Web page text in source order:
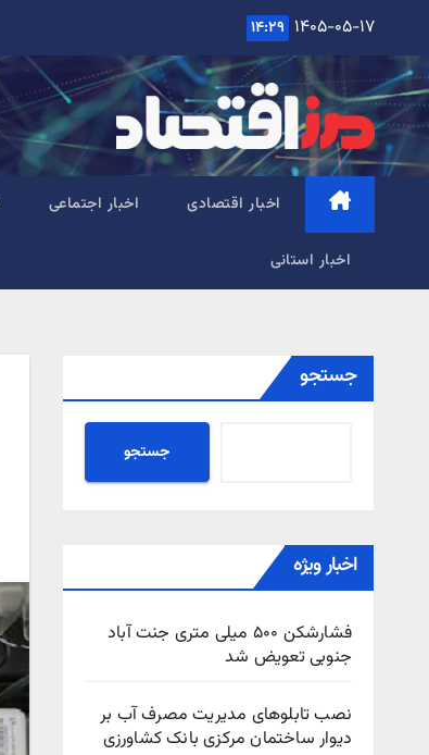
content
۱۴۰۵-۰۵-۱۷ ۱۴:۲۹
اخبار اقتصادی اخبار اجتماعی
اخبار استانی
جستجو
جستجو
اخبار ویژه
فشارشکن ۵۰۰ میلی متری جنت آباد
جنوبی تعویض شد
نصب تابلوهای مدیریت مصرف آب بر
دیوار ساختمان مرکزی بانک کشاورزی